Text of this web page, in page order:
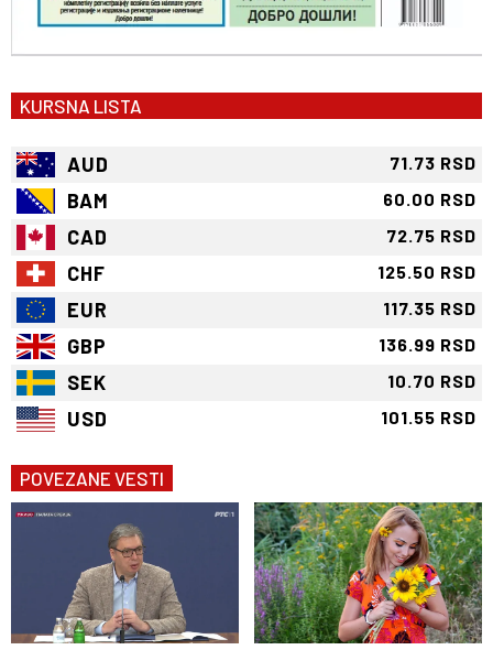
KURSNA LISTA
AUD 71.73 RSD
BAM 60.00 RSD
CAD 72.75 RSD
CHF 125.50 RSD
EUR 117.35 RSD
GBP 136.99 RSD
SEK 10.70 RSD
USD 101.55 RSD
POVEZANE VESTI